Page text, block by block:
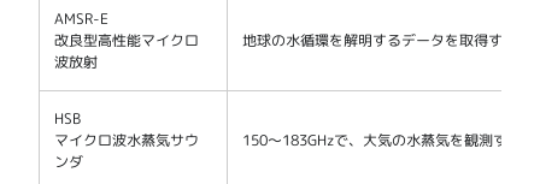
AMSR-E
改良型高性能マイクロ
波放射
地球の水循環を解明するデータを取得する。
HSB
マイクロ波水蒸気サウ
ンダ
150～183GHzで、大気の水蒸気を観測する。